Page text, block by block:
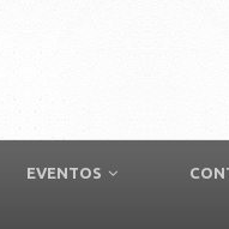
EVENTOS